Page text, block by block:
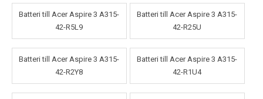
Batteri till Acer Aspire 3 A315-
42-R5L9
Batteri till Acer Aspire 3 A315-
42-R25U
Batteri till Acer Aspire 3 A315-
42-R2Y8
Batteri till Acer Aspire 3 A315-
42-R1U4